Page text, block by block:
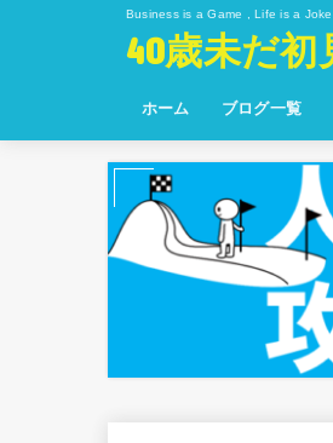
Business is a Game , Life is a
40歳未だ
ホーム ブログ一覧